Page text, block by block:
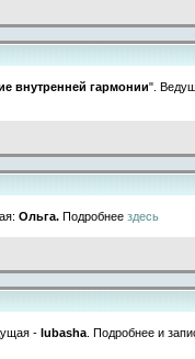
внутренней гармонии".
Ольга. Подробнее здесь
- lubasha . Подробнее и